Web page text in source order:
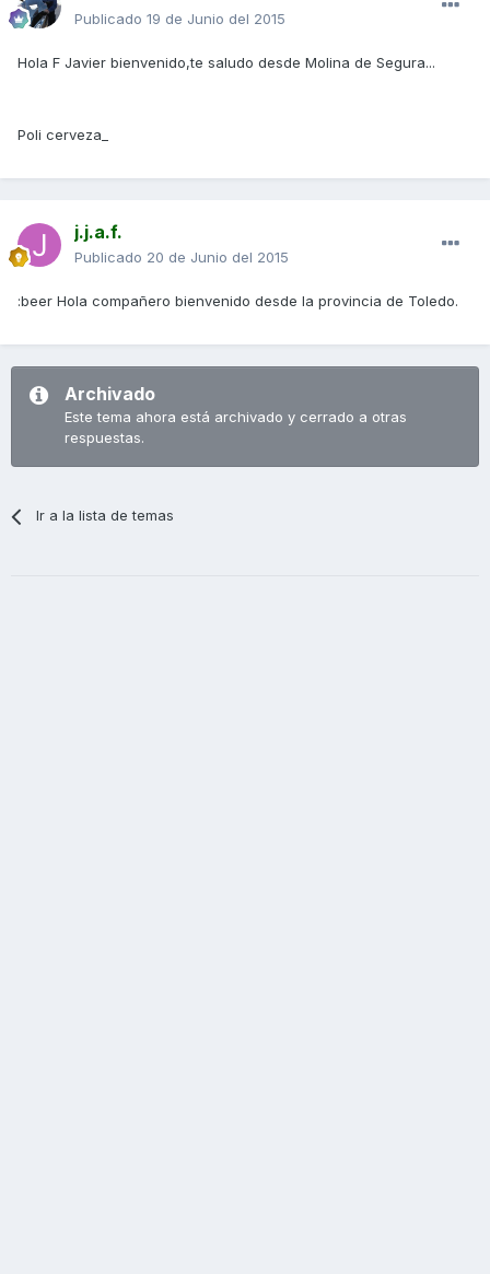
Publicado 19 de Junio del 2015
Hola F Javier bienvenido,te saludo desde Molina de Segura...
Poli cerveza_
j.j.a.f.
Publicado 20 de Junio del 2015
:beer Hola compañero bienvenido desde la provincia de Toledo.
Archivado
Este tema ahora está archivado y cerrado a otras
respuestas.
Ir a la lista de temas